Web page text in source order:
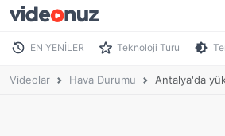
EN YENİLER Teknoloji Turu
Videolar Hava Durumu Antalya'da